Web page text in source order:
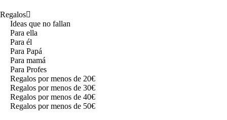
Regalos
Ideas que no fallan
Para ella
Para él
Para Papá
Para mamá
Para Profes
Regalos por menos de 20€
Regalos por menos de 30€
Regalos por menos de 40€
Regalos por menos de 50€